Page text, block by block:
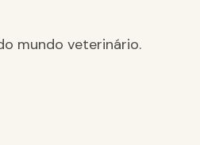
mundo veterinário.